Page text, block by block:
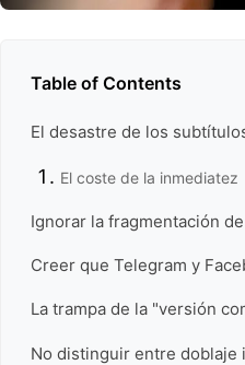
Table of Contents
El desastre de los
El coste de la inmediatez
Ignorar la fragmentación
Creer que Telegram y
La trampa de la "versión
No distinguir entre doblaje